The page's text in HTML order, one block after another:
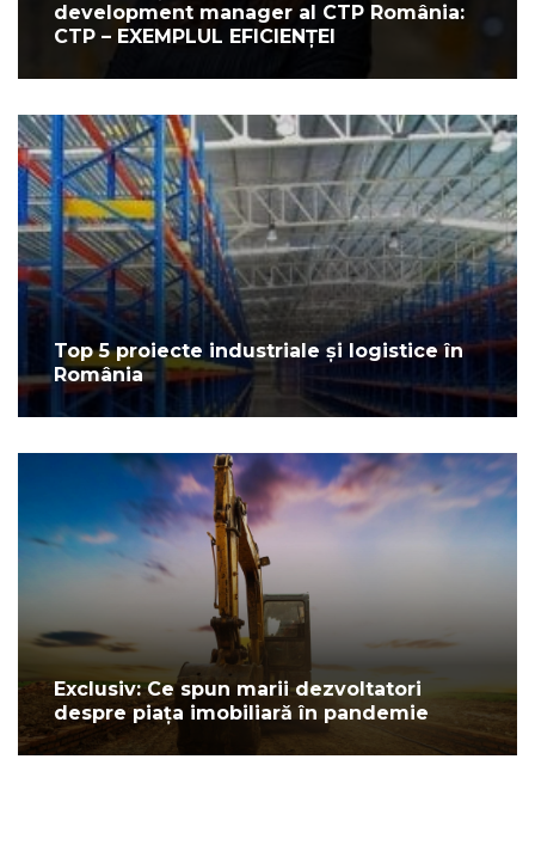
development manager al CTP România:
CTP – EXEMPLUL EFICIENȚEI
Top 5 proiecte industriale și logistice în
România
Exclusiv: Ce spun marii dezvoltatori
despre piața imobiliară în pandemie